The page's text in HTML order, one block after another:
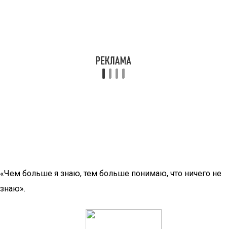
«Чем больше я знаю, тем больше понимаю, что ничего не
знаю».